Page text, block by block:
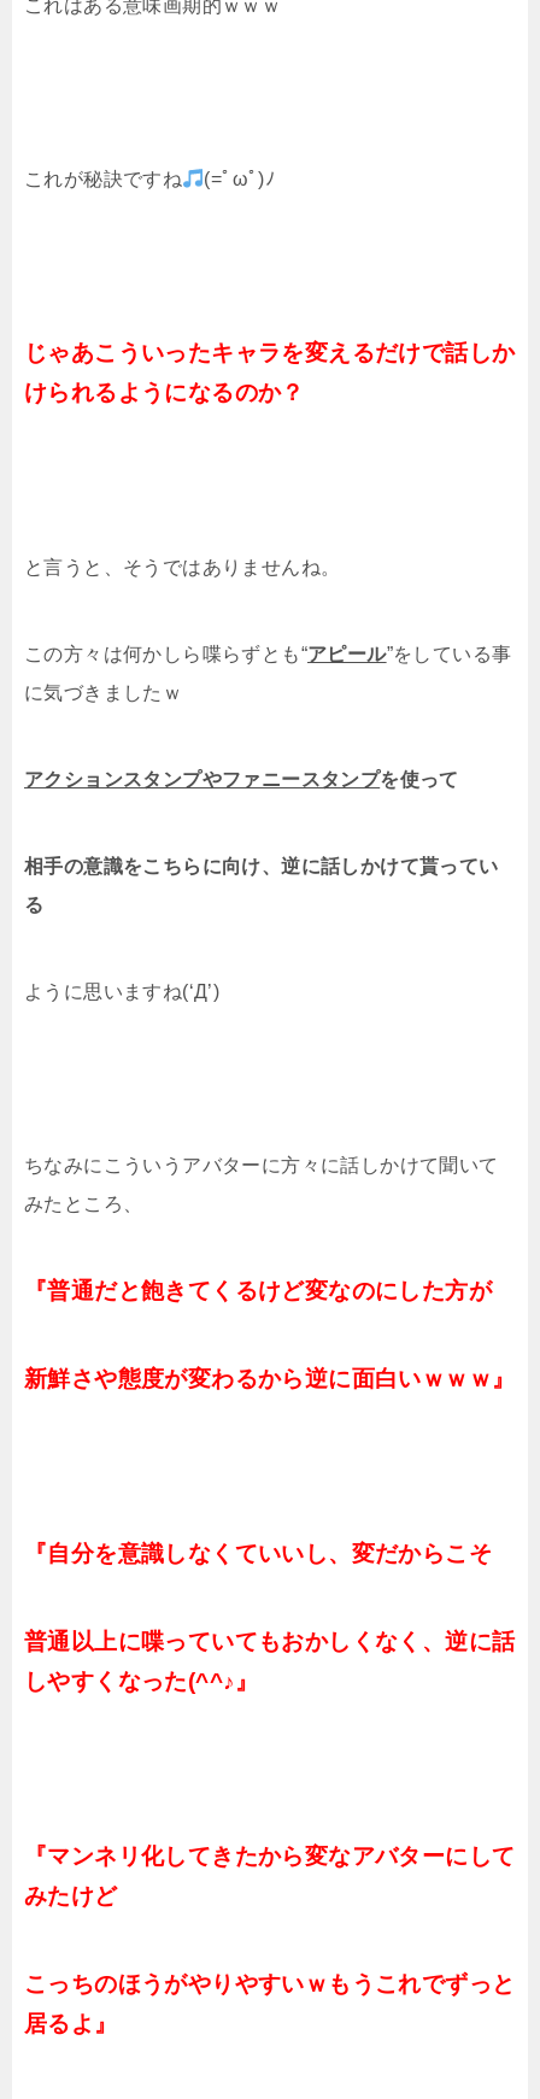
これはある意味画期的ｗｗｗ
これが秘訣ですね (=ﾟωﾟ)ﾉ
じゃあこういったキャラを変えるだけで話しか
けられるようになるのか？
と言うと、そうではありませんね。
この方々は何かしら喋らずとも“アピール”をしている事
に気づきましたｗ
アクションスタンプやファニースタンプを使って
相手の意識をこちらに向け、逆に話しかけて貰ってい
る
ように思いますね(‘Д’)
ちなみにこういうアバターに方々に話しかけて聞いて
みたところ、
『普通だと飽きてくるけど変なのにした方が
新鮮さや態度が変わるから逆に面白いｗｗｗ』
『自分を意識しなくていいし、変だからこそ
普通以上に喋っていてもおかしくなく、逆に話
しやすくなった(^^♪』
『マンネリ化してきたから変なアバターにして
みたけど
こっちのほうがやりやすいｗもうこれでずっと
居るよ』